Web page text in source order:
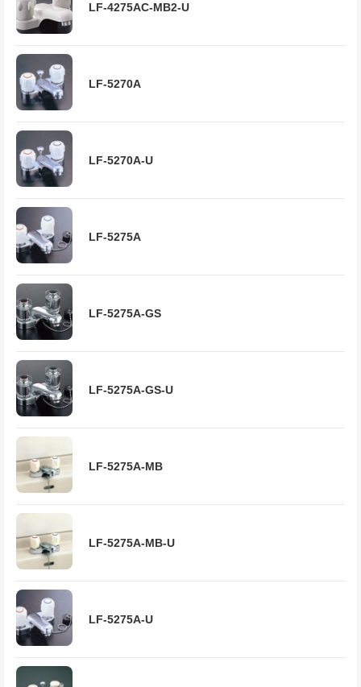
LF-4275AC-MB2-U
LF-5270A
LF-5270A-U
LF-5275A
LF-5275A-GS
LF-5275A-GS-U
LF-5275A-MB
LF-5275A-MB-U
LF-5275A-U